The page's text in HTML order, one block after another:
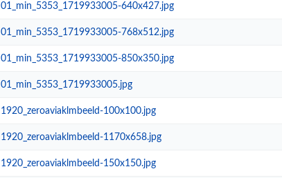
01_min_5353_1719933005-640x427.jpg
01_min_5353_1719933005-768x512.jpg
01_min_5353_1719933005-850x350.jpg
01_min_5353_1719933005.jpg
1920_zeroaviaklmbeeld-100x100.jpg
1920_zeroaviaklmbeeld-1170x658.jpg
1920_zeroaviaklmbeeld-150x150.jpg